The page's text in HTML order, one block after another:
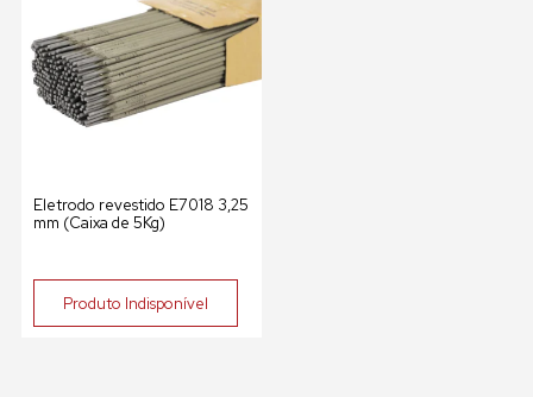
Eletrodo revestido E7018 3,25
mm (Caixa de 5Kg)
Produto Indisponível